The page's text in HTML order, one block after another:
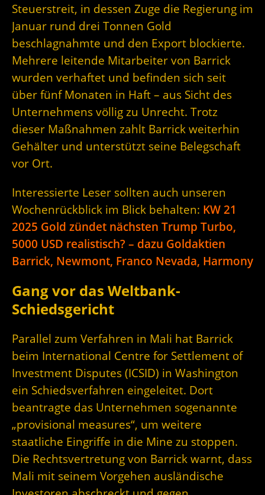
Steuerstreit, in dessen Zuge die Regierung im
Januar rund drei Tonnen Gold
beschlagnahmte und den Export blockierte.
Mehrere leitende Mitarbeiter von Barrick
wurden verhaftet und befinden sich seit
über fünf Monaten in Haft – aus Sicht des
Unternehmens völlig zu Unrecht. Trotz
dieser Maßnahmen zahlt Barrick weiterhin
Gehälter und unterstützt seine Belegschaft
vor Ort.
Interessierte Leser sollten auch unseren
Wochenrückblick im Blick behalten: KW 21
2025 Gold zündet nächsten Trump Turbo,
5000 USD realistisch? – dazu Goldaktien
Barrick, Newmont, Franco Nevada, Harmony
Gang vor das Weltbank-
Schiedsgericht
Parallel zum Verfahren in Mali hat Barrick
beim International Centre for Settlement of
Investment Disputes (ICSID) in Washington
ein Schiedsverfahren eingeleitet. Dort
beantragte das Unternehmen sogenannte
„provisional measures“, um weitere
staatliche Eingriffe in die Mine zu stoppen.
Die Rechtsvertretung von Barrick warnt, dass
Mali mit seinem Vorgehen ausländische